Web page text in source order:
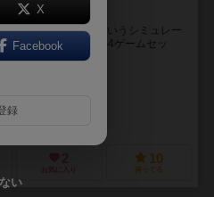
本語版で再販
Napoleon at War』というシミュレー
（同一ルールでの4ゲームセッ
10
持ってる
X
Facebook
録
い